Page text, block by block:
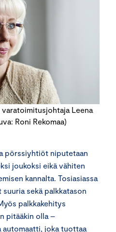
varatoimitusjohtaja Leena
Roni Rekomaa)
pörssiyhtiöt niputetaan
joukoksi eikä vähiten
kannalta. Tosiasiassa
sekä palkkatason
palkkakehitys
pitääkin olla –
automaatti, joka tuottaa